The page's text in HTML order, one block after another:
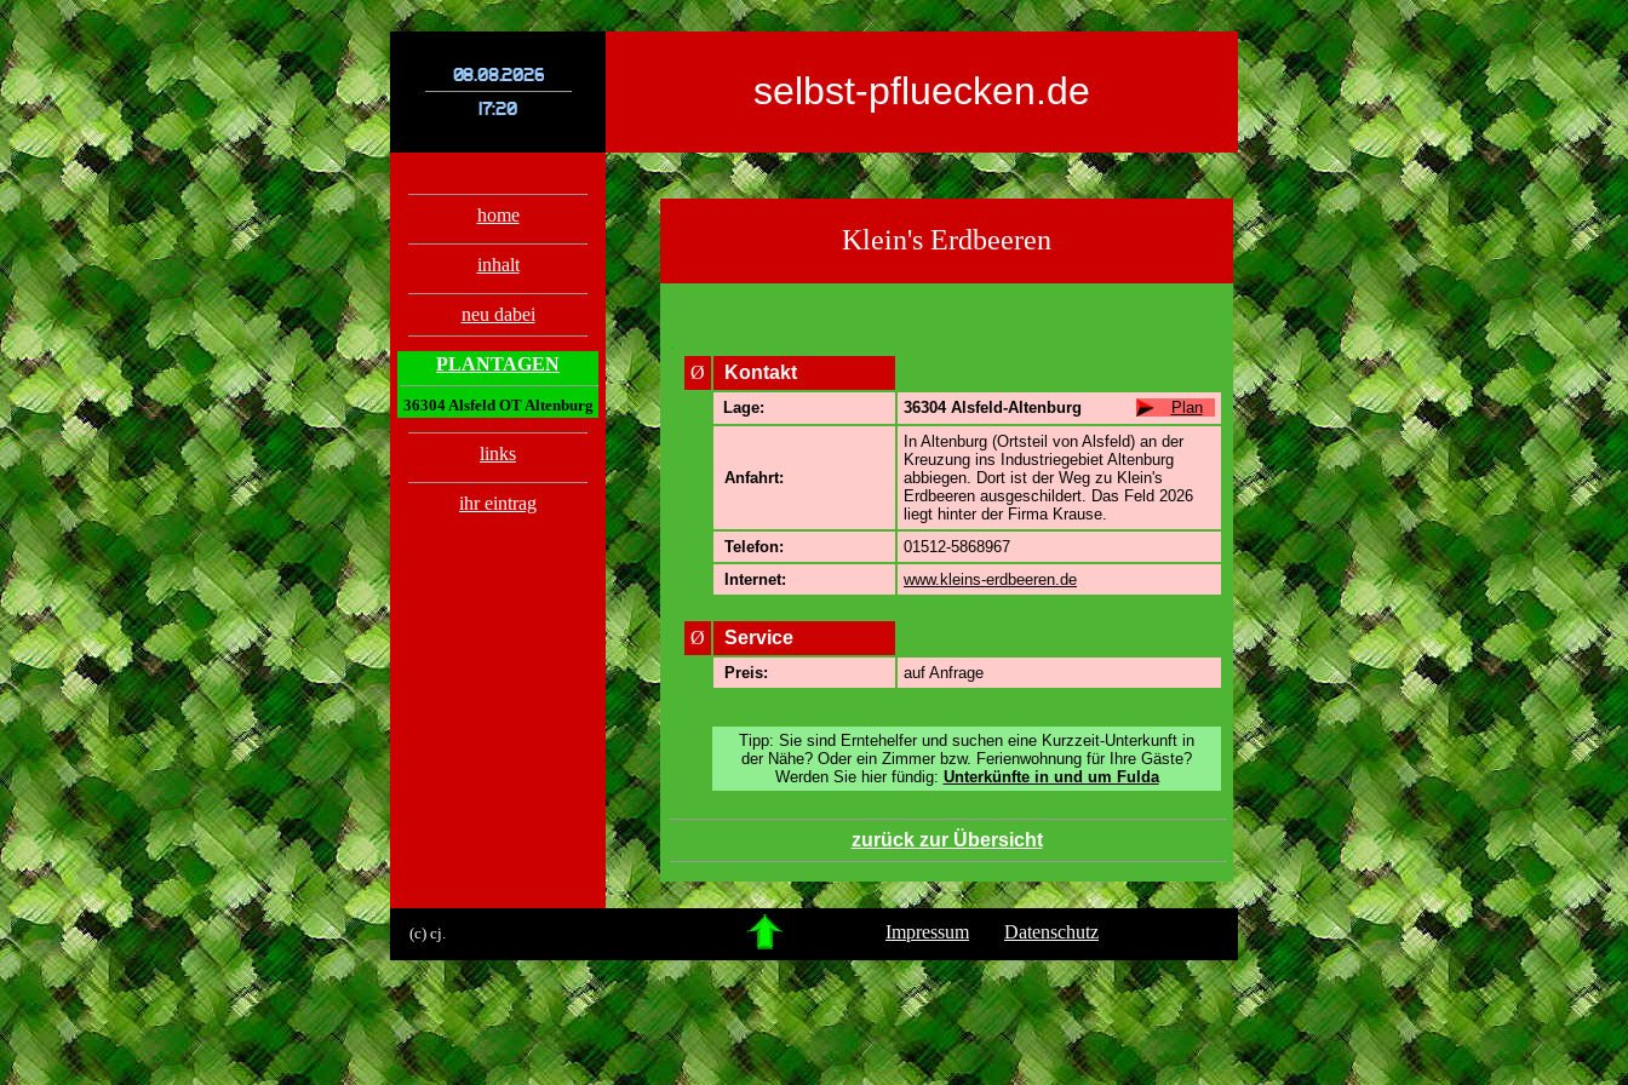
.
selbst-pfluecken.de
home
inhalt
neu dabei
PLANTAGEN
36304 Alsfeld OT Altenburg
links
ihr eintrag
Klein's Erdbeeren
.
Ø
Kontakt
Lage: 36304 Alsfeld-Altenburg Plan
Anfahrt:
In Altenburg (Ortsteil von Alsfeld) an der
Kreuzung ins Industriegebiet Altenburg
abbiegen. Dort ist der Weg zu Klein's
Erdbeeren ausgeschildert. Das Feld 2026
liegt hinter der Firma Krause.
Telefon:
01512-5868967
Internet:
www.kleins-erdbeeren.de
Ø Service
Preis: auf Anfrage
Tipp: Sie sind Erntehelfer und suchen eine Kurzzeit-Unterkunft in
der Nähe? Oder ein Zimmer bzw. Ferienwohnung für Ihre Gäste?
Werden Sie hier fündig: Unterkünfte in und um Fulda
zurück zur Übersicht
.
(c) cj. Impressum Datenschutz